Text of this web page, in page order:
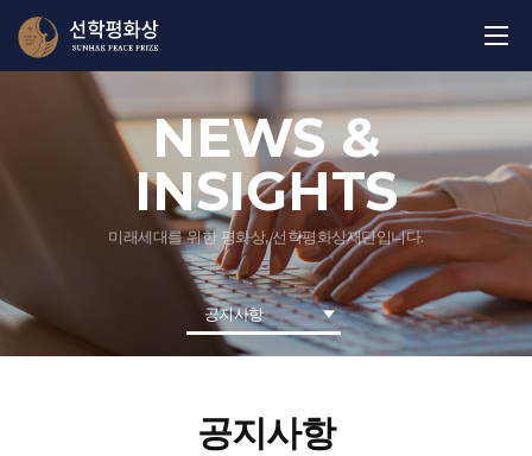
NEWS &
INSIGHTS
미래세대를 위한 평화상, 선학평화상재단입니다.
공지사항
공지사항